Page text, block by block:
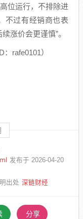
位运行，不排除进
不过有经销商也表
涨价会更谨慎”。
rafe0101）
发布于 2026-04-20
出处 深链财经
分享